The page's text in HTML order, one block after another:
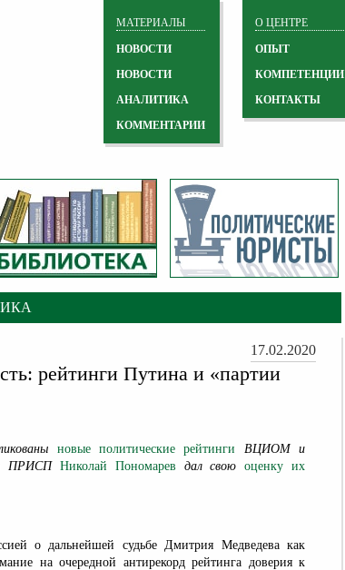
О ЦЕНТРЕ
ОПЫТ
КОМПЕТЕНЦИИ
КОНТАКТЫ
МАТЕРИАЛЫ
НОВОСТИ
НОВОСТИ
АНАЛИТИКА
КОММЕНТАРИИ
17.02.2020
рейтинги Путина и «партии
новые политические рейтинги ВЦИОМ и
ПРИСП Николай Пономарев дал свою оценку их
о дальнейшей судьбе Дмитрия Медведева как
на очередной антирекорд рейтинга доверия к